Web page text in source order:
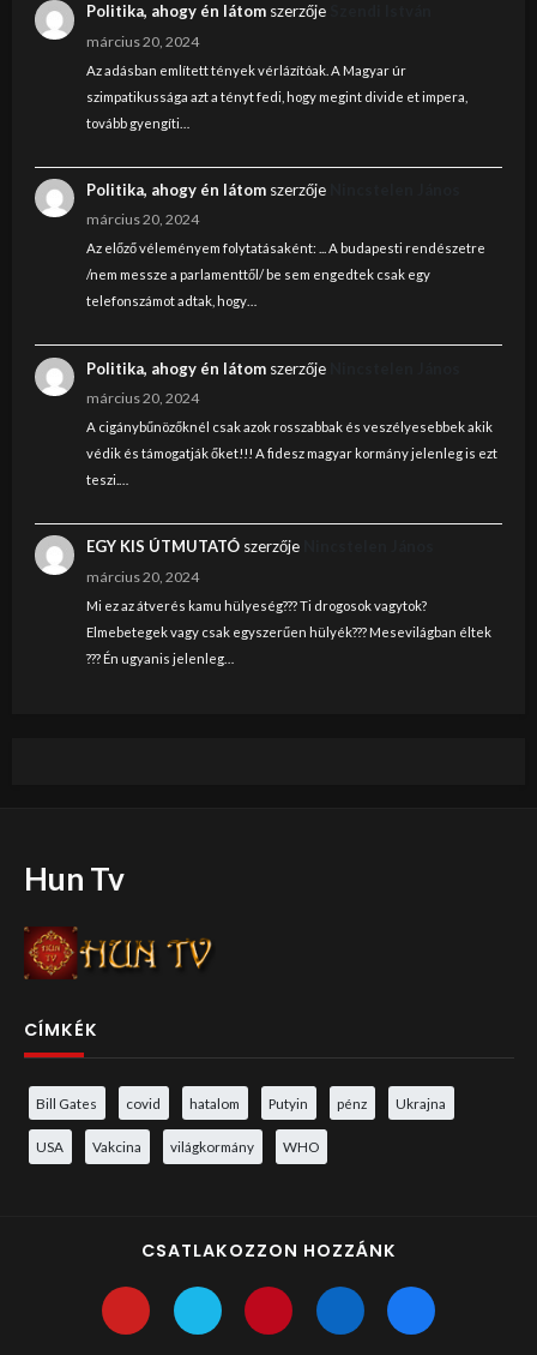
Politika, ahogy én látomszerzője
március 20, 2024
Az adásban említett tények vérlázítóak. A Magyar úr
szimpatikussága azt a tényt fedi, hogy megint divide et impera,
tovább gyengíti…
Politika, ahogy én látomszerzője
március 20, 2024
Az előző véleményem folytatásaként: ... A budapesti rendészetre
/nem messze a parlamenttől/ be sem engedtek csak egy
telefonszámot adtak, hogy…
Politika, ahogy én látomszerzője
március 20, 2024
A cigánybűnözőknél csak azok rosszabbak és veszélyesebbek akik
védik és támogatják őket!!! A fidesz magyar kormány jelenleg is ezt
teszi.…
EGY KIS ÚTMUTATÓszerzője
március 20, 2024
Mi ez az átverés kamu hülyeség??? Ti drogosok vagytok?
Elmebetegek vagy csak egyszerűen hülyék??? Mesevilágban éltek
??? Én ugyanis jelenleg…
Hun Tv
CÍMKÉK
Bill Gates covid hatalom Putyin pénz Ukrajna
USA Vakcina világkormány WHO
CSATLAKOZZON HOZZÁNK